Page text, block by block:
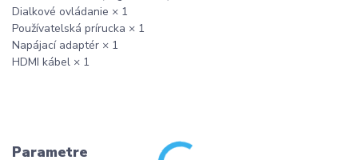
Dialkové ovládanie × 1
Používatelská prírucka × 1
Napájací adaptér × 1
HDMI kábel × 1
Parametre